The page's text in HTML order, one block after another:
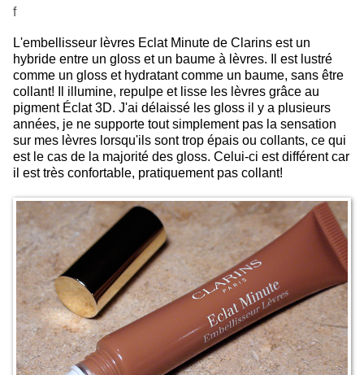
f
L'embellisseur lèvres Eclat Minute de Clarins est un
hybride entre un gloss et un baume à lèvres. Il est lustré
comme un gloss et hydratant comme un baume, sans être
collant! Il illumine, repulpe et lisse les lèvres grâce au
pigment Éclat 3D. J'ai délaissé les gloss il y a plusieurs
années, je ne supporte tout simplement pas la sensation
sur mes lèvres lorsqu'ils sont trop épais ou collants, ce qui
est le cas de la majorité des gloss. Celui-ci est différent car
il est très confortable, pratiquement pas collant!